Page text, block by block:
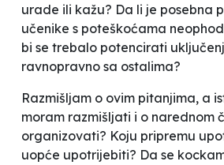
urade ili kažu? Da li je posebna
učenike s poteškoćama
bi se trebalo potencirati
ravnopravno sa ostalima?
Razmišljam o ovim pitanjima, a
moram razmišljati i o narednom
organizovati? Koju pripremu
uopće upotrijebiti? Da se